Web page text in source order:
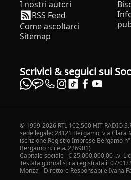
I nostri autori
RSS Feed
Come ascoltarci
Sitemap
Scrivici & seguici sui
© 1999-2026 RTL 102,500 HIT RADIO
sede legale: 24121 Bergamo, via Clara
iscrizione Registro Imprese Bergamo
Bergamo n. r.e.a. 226901)
Capitale sociale - € 25.000.000,00 i.v.
Testata giornalistica registrata il 07/01/
Monza - Direttore Responsabile Ivana